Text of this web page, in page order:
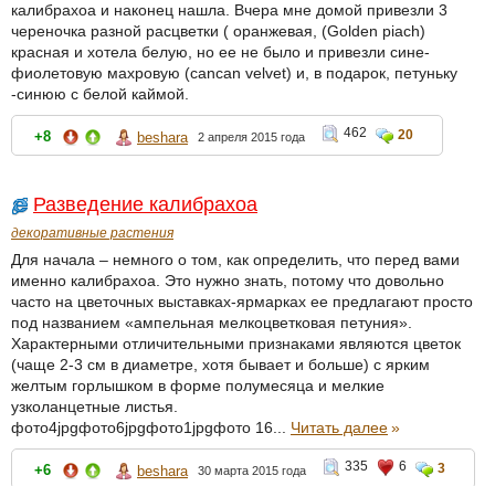
калибрахоа и наконец нашла. Вчера мне домой привезли 3
череночка разной расцветки ( оранжевая, (Golden piach)
красная и хотела белую, но ее не было и привезли сине-
фиолетовую махровую (cancan velvet) и, в подарок, петуньку
-синюю с белой каймой.
+8 beshara 2 апреля 2015 года 462 20
Разведение калибрахоа
декоративные растения
Для начала – немного о том, как определить, что перед вами
именно калибрахоа. Это нужно знать, потому что довольно
часто на цветочных выставках-ярмарках ее предлагают просто
под названием «ампельная мелкоцветковая петуния».
Характерными отличительными признаками являются цветок
(чаще 2-3 см в диаметре, хотя бывает и больше) с ярким
желтым горлышком в форме полумесяца и мелкие
узколанцетные листья.
фото4jpgфото6jpgфото1jpgфото 16... Читать далее»
+6 beshara 30 марта 2015 года 335 6 3